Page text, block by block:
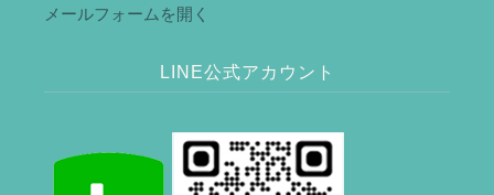
メールフォームを開く
LINE公式アカウント